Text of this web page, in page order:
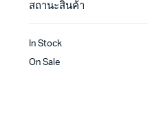
สถานะสินค้า
In Stock
On Sale